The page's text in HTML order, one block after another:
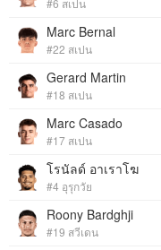
#6 สเปน
Marc Bernal
#22 สเปน
Gerard Martin
#18 สเปน
Marc Casado
#17 สเปน
โรนัลด์ อาเราโฆ
#4 อุรุกวัย
Roony Bardghji
#19 สวีเดน